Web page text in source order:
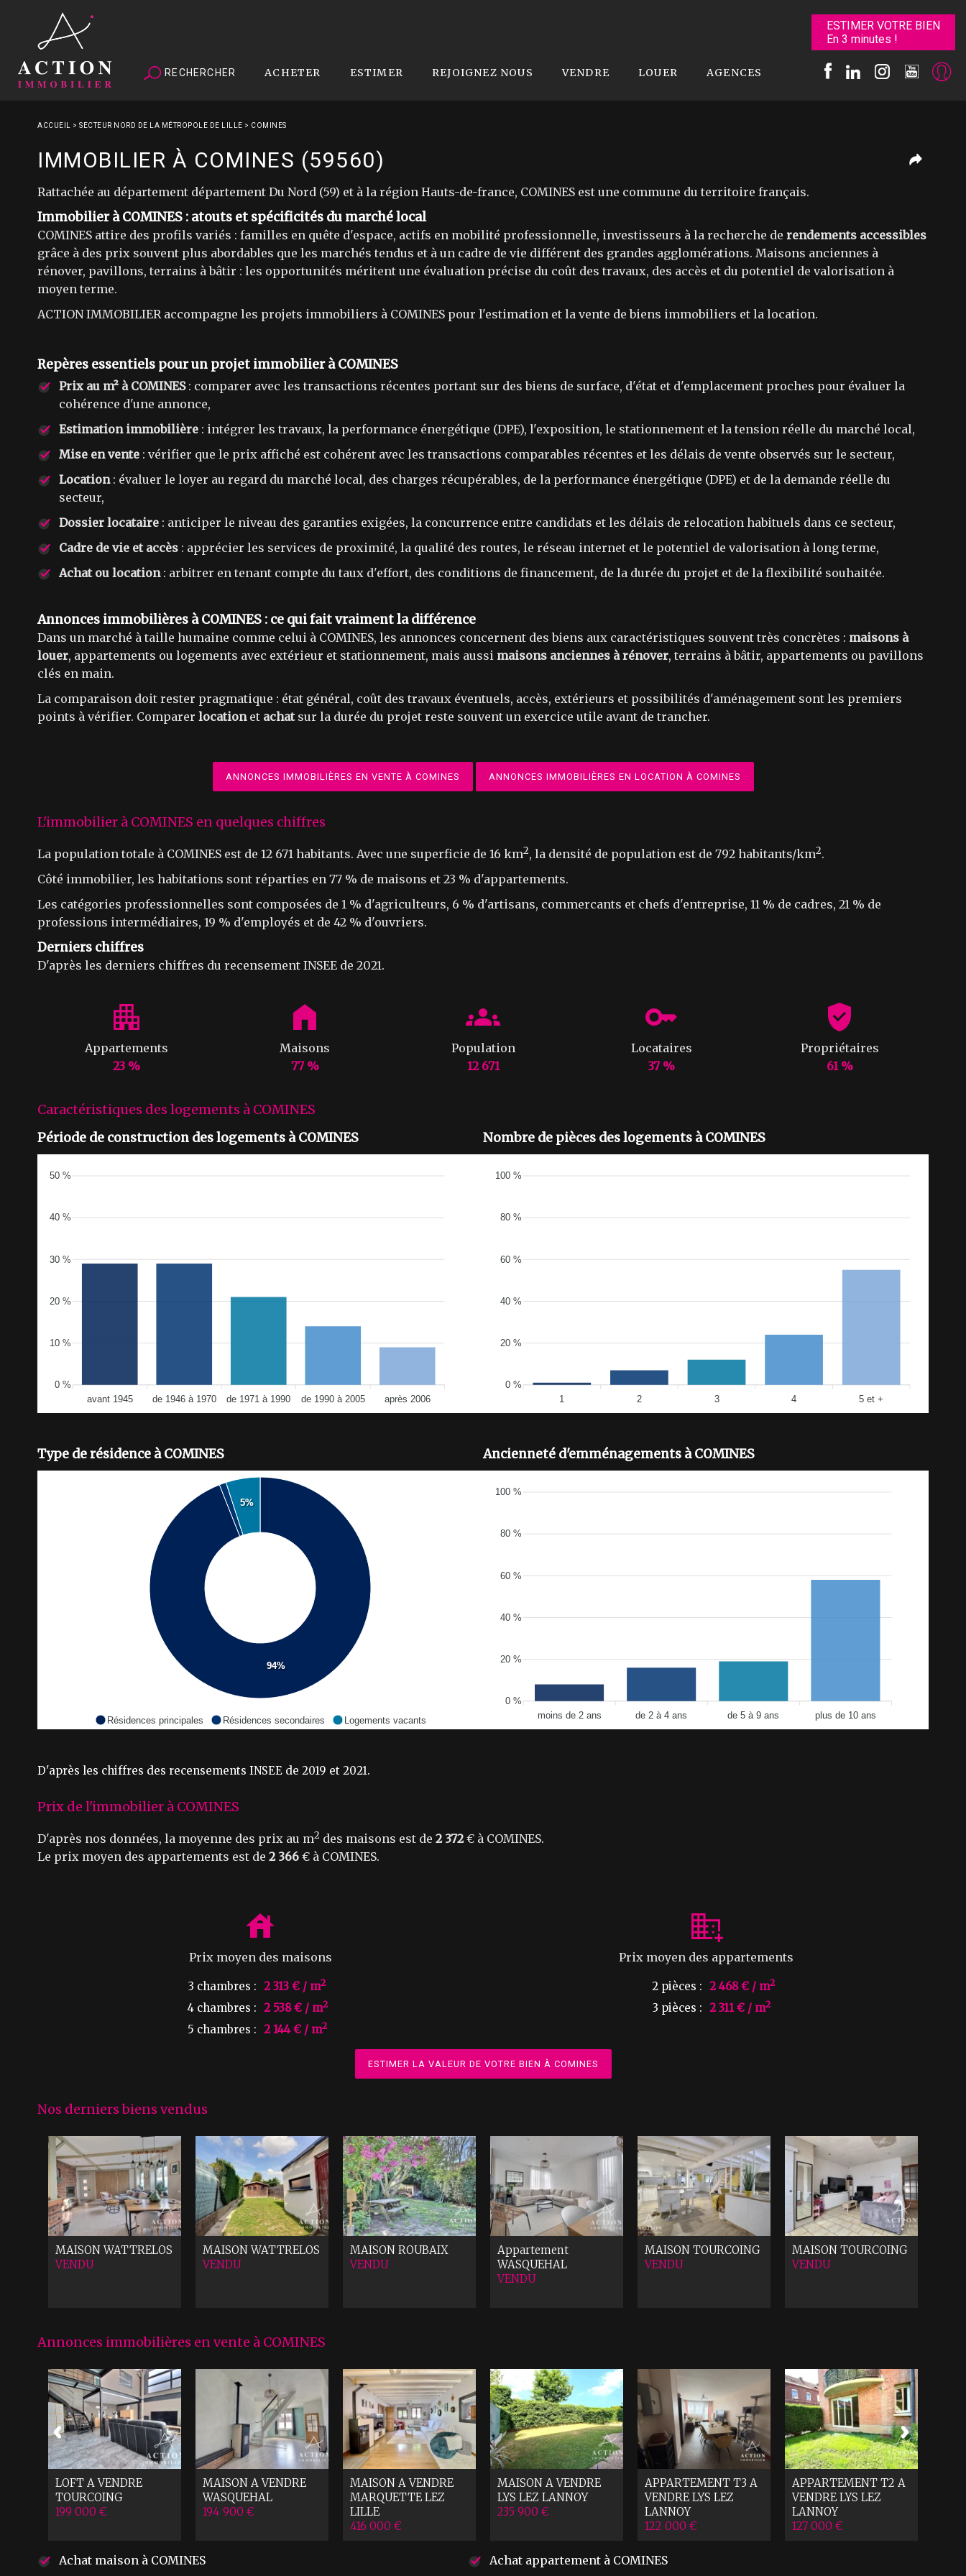
ESTIMER VOTRE BIEN
En 3 minutes !
RECHERCHER ACHETER ESTIMER REJOIGNEZ NOUS VENDRE LOUER AGENCES
ACCUEIL > SECTEUR NORD DE LA MÉTROPOLE DE LILLE > COMINES
IMMOBILIER À COMINES (59560)
Rattachée au département département Du Nord (59) et à la région Hauts-de-france, COMINES est une commune du territoire français.
Immobilier à COMINES : atouts et spécificités du marché local
COMINES attire des profils variés : familles en quête d'espace, actifs en mobilité professionnelle, investisseurs à la recherche de rendements accessibles
grâce à des prix souvent plus abordables que les marchés tendus et à un cadre de vie différent des grandes agglomérations. Maisons anciennes à
rénover, pavillons, terrains à bâtir : les opportunités méritent une évaluation précise du coût des travaux, des accès et du potentiel de valorisation à
moyen terme.
ACTION IMMOBILIER accompagne les projets immobiliers à COMINES pour l'estimation et la vente de biens immobiliers et la location.
Repères essentiels pour un projet immobilier à COMINES
Prix au m² à COMINES: comparer avec les transactions récentes portant sur des biens de surface, d'état et d'emplacement proches pour évaluer la
cohérence d'une annonce,
Estimation immobilière : intégrer les travaux, la performance énergétique (DPE), l'exposition, le stationnement et la tension réelle du marché local,
Mise en vente : vérifier que le prix affiché est cohérent avec les transactions comparables récentes et les délais de vente observés sur le secteur,
Location: évaluer le loyer au regard du marché local, des charges récupérables, de la performance énergétique (DPE) et de la demande réelle du
secteur,
Dossier locataire : anticiper le niveau des garanties exigées, la concurrence entre candidats et les délais de relocation habituels dans ce secteur,
Cadre de vie et accès : apprécier les services de proximité, la qualité des routes, le réseau internet et le potentiel de valorisation à long terme,
Achat ou location: arbitrer en tenant compte du taux d'effort, des conditions de financement, de la durée du projet et de la flexibilité souhaitée.
Annonces immobilières à COMINES : ce qui fait vraiment la différence
Dans un marché à taille humaine comme celui à COMINES, les annonces concernent des biens aux caractéristiques souvent très concrètes : maisons à
louer, appartements ou logements avec extérieur et stationnement, mais aussi maisons anciennes à rénover, terrains à bâtir, appartements ou pavillons
clés en main.
La comparaison doit rester pragmatique : état général, coût des travaux éventuels, accès, extérieurs et possibilités d'aménagement sont les premiers
points à vérifier. Comparer locationet achatsur la durée du projet reste souvent un exercice utile avant de trancher.
ANNONCES IMMOBILIÈRES EN VENTE À COMINES ANNONCES IMMOBILIÈRES EN LOCATION À COMINES
L'immobilier à COMINES en quelques chiffres
La population totale à COMINES est de 12 671 habitants. Avec une superficie de 16 km2, la densité de population est de 792 habitants/km2.
Côté immobilier, les habitations sont réparties en 77 % de maisons et 23 % d'appartements.
Les catégories professionnelles sont composées de 1 % d'agriculteurs, 6 % d'artisans, commercants et chefs d'entreprise, 11 % de cadres, 21 % de
professions intermédiaires, 19 % d'employés et de 42 % d'ouvriers.
Derniers chiffres
D'après les derniers chiffres du recensement INSEE de 2021.
Appartements
23 %
Maisons
77 %
Population
12 671
Locataires
37 %
Propriétaires
61 %
Caractéristiques des logements à COMINES
Période de construction des logements à COMINES
50 %
40 %
30 %
20 %
10 %
0 %
avant 1945
de 1946 à 1970 de 1971 à 1990 de 1990 à 2005 après 2006
Nombre de pièces des logements à COMINES
100 %
80 %
60 %
40 %
20 %
0 %
1
2 3 4 5 et +
Type de résidence à COMINES
94%
5%
Résidences principales Résidences secondaires Logements vacants
Ancienneté d'emménagements à COMINES
100 %
80 %
60 %
40 %
20 %
0 %
moins de 2 ans
de 2 à 4 ans de 5 à 9 ans plus de 10 ans
D'après les chiffres des recensements INSEE de 2019 et 2021.
Prix de l'immobilier à COMINES
D'après nos données, la moyenne des prix au m2 des maisons est de 2 372€ à COMINES.
Le prix moyen des appartements est de 2 366 € à COMINES.
Prix moyen des maisons
3 chambres : 2 313 € / m2
4 chambres : 2 538 € / m2
5 chambres : 2 144 € / m2
Prix moyen des appartements
2 pièces : 2 468 € / m2
3 pièces : 2 311 € / m2
ESTIMER LA VALEUR DE VOTRE BIEN À COMINES
Nos derniers biens vendus
MAISON WATTRELOS
VENDU
MAISON WATTRELOS
VENDU
MAISON ROUBAIX
VENDU
Appartement
WASQUEHAL
VENDU
MAISON TOURCOING
VENDU
MAISON TOURCOING
VENDU
Annonces immobilières en vente à COMINES
LOFT A VENDRE
TOURCOING
199 000 €
MAISON A VENDRE
WASQUEHAL
194 900 €
MAISON A VENDRE
MARQUETTE LEZ
LILLE
416 000 €
MAISON A VENDRE
LYS LEZ LANNOY
235 900 €
APPARTEMENT T3 A
VENDRE LYS LEZ
LANNOY
122 000 €
APPARTEMENT T2 A
VENDRE LYS LEZ
LANNOY
127 000 €
Achat maison à COMINES Achat appartement à COMINES